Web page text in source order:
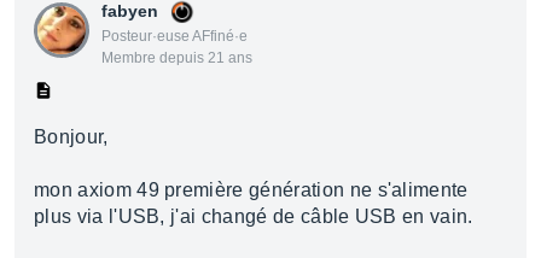
fabyen
Posteur·euse AFfiné·e
Membre depuis 21 ans
Bonjour,
mon axiom 49 première génération ne s'alimente
plus via l'USB, j'ai changé de câble USB en vain.